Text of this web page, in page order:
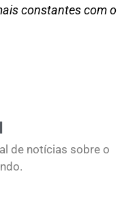
constantes com o
de notícias sobre o